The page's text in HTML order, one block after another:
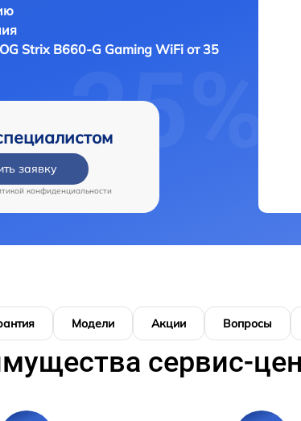
Strix B660-G Gaming WiFi от 35
заявку
конфиденциальности
Модели Акции Вопросы
сервис-